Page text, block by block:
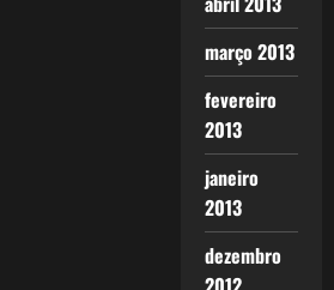
março 2013
fevereiro
2013
janeiro
2013
dezembro